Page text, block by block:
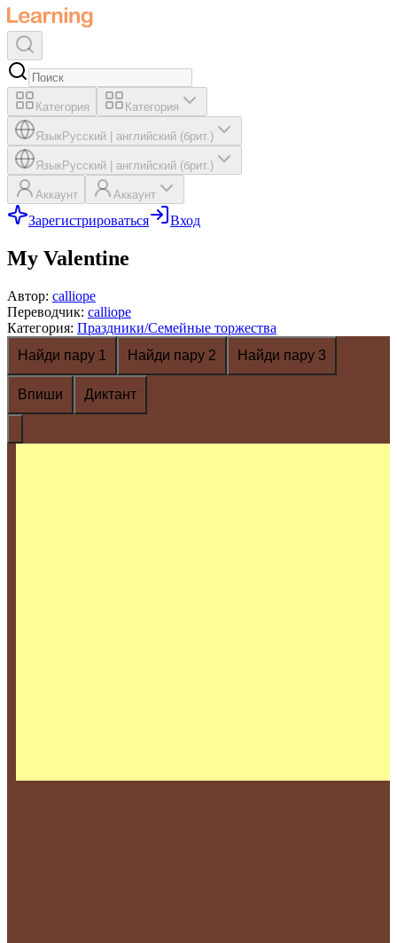
Категория Категория
ЯзыкРусский английский (брит.)
ЯзыкРусский английский (брит.)
Аккаунт Аккаунт
Зарегистрироваться Вход
My Valentine
Автор: calliope
Переводчик: calliope
Категория: Праздники/Семейные торжества
Найди пару 1
Найди пару 2 Найди пару 3
Впиши Диктант